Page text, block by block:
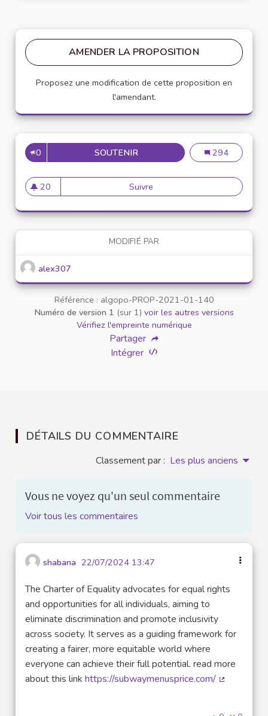
AMENDER LA PROPOSITION
Proposez une modification de cette proposition en
l'amendant.
0 SOUTENIRMISE EN PLACE DEMise en place
294
20
20 abonnés
Suivre Mise en place de référents
MODIFIÉ PAR
alex307
Référence : algopo-PROP-2021-01-140
Numéro de version 1 (sur 1) voir les autres versions
Vérifiez l'empreinte numérique
Partager
Intégrer
DÉTAILS DU COMMENTAIRE
Classement par : Les plus anciens
Vous ne voyez qu'un seul commentaire
Voir tous les commentaires
shabana 22/07/2024 13:47
The Charter of Equality advocates for equal rights
and opportunities for all individuals, aiming to
eliminate discrimination and promote inclusivity
across society. It serves as a guiding framework for
creating a fairer, more equitable world where
everyone can achieve their full potential. read more
about this link https://subwaymenusprice.com/